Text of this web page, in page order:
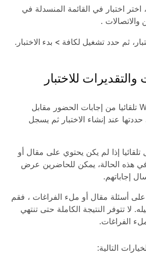
اختر اختبار في القائمة المنسدلة في
والاتصالات .
ثم حدد تشغيل لكافة > بدء الاختبار .
للاختبار
يتحقق Webex Training تلقائيا من إجابات الحضور مقابل
عند إنشاء الاختبار ثم يسجل
إذا لم يكن يحتوي على مقال أو
هذه الحالة، يمكن للحاضرين عرض
إجاباتهم.
على أسئلة مقال أو ملء الفراغات ، فقم
لا تتوفر النتيجة الكاملة حتى تنتهي
الفراغات.
التالية: